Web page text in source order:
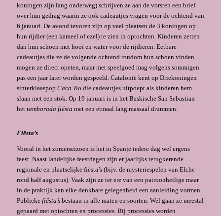
koningen zijn lang onderweg) schrij­ven ze aan de vorsten een brief
over hun gedrag waarin ze ook cadeautjes vragen voor de ochtend van
6 januari. De avond tevoren zijn op veel plaatsen de 3 koningen op
hun rijdier (een kameel of ezel) te zien in optochten. Kinderen zetten
dan hun schoen met hooi en water voor de rijdieren. Eetbare
cadeautjes die ze de volgende ochtend rondom hun schoen vinden
mogen ze direct opeten, maar met speelgoed mag volgens sommigen
pas een jaar later worden gespeeld. Catalonië kent op Driekoningen
sinterklaaspop Caca Tio die cadeautjes uitpoept als kinderen hem
slaan met een stok. Op 19 januari is in het Baskische San Sebastian
het tamborada fiësta met een etmaal lang massaal drummen.
Fiësta’s
Vooral in het zomerseizoen is het in Spanje iedere dag wel ergens
feest. Naast landelijke feestdagen zijn er jaarlijks terugkerende
regionale en plaatselijke fiësta’s (bijv. de myste­riespelen van Elche
rond half augustus). Vaak zijn ze ter ere van een patroonheilige maar
in de praktijk kan elke denkbare gelegenheid een aanleiding vormen.
Publieke fiësta’sbestaan in alle maten en soorten. Wel gaan ze meestal
gepaard met optochten en pro­cessies. Bij processies worden